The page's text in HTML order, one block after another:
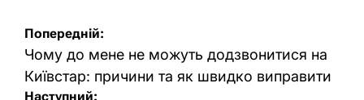
Навігація
записів
Попередній:
Чому до мене не можуть додзвонитися на
Київстар: причини та як швидко виправити
Наступний: